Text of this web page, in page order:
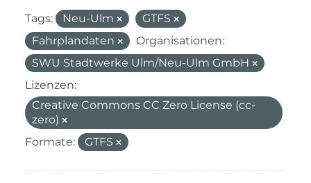
Tags: Neu-Ulm
GTFS
Fahrplandaten
Organisationen:
SWU Stadtwerke Ulm/Neu-Ulm GmbH
Lizenzen:
Creative Commons CC Zero License (cc-
zero)
Formate:
GTFS